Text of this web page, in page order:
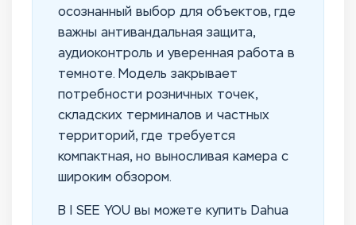
осознанный выбор для объектов, где
важны антивандальная защита,
аудиоконтроль и уверенная работа в
темноте. Модель закрывает
потребности розничных точек,
складских терминалов и частных
территорий, где требуется
компактная, но выносливая камера с
широким обзором.
В I SEE YOU вы можете купить Dahua